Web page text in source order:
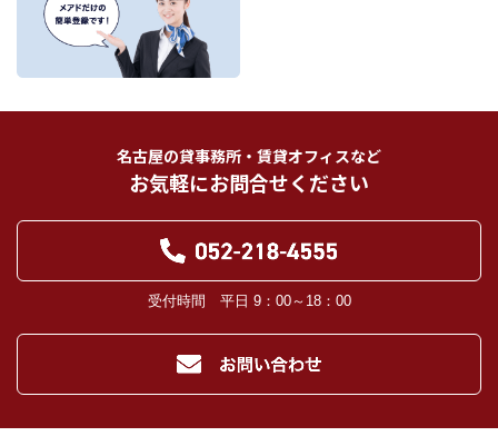
11.記載の第三者に提供されます。なお、お客様からの申出がありましたら、提供
は停止いたします。
お客様から委託を受けた事項についての契約の相手方となる者、その見込者。
他の宅地建物取引業者。
取引業者に義務付けられます。）
登記に関する司法書士、土地家屋調査士。
対象不動産について管理の必要がある場合における管理業者。
当社の管理が生じる場合は、管理委託契約の重要事項説明書に定める業務委託
先及び管理費引き落としの際の振込先金融機関、管理組合役員。
入居者様が賃料を滞納した場合の滞納取立者。
当社のデータベース等に対する必要な安全管理措置を実施いたします。
フリーワード検索
名古屋の貸事務所・賃貸オフィスなど
お気軽にお問合せください
受付時間 平日 9：00～18：00